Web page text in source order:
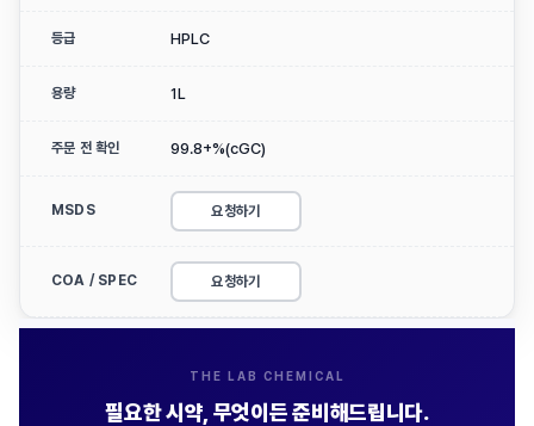
등급 HPLC
용량 1L
주문 전 확인 99.8+%(cGC)
MSDS 요청하기
COA / SPEC 요청하기
THE LAB CHEMICAL
필요한 시약, 무엇이든 준비해드립니다.